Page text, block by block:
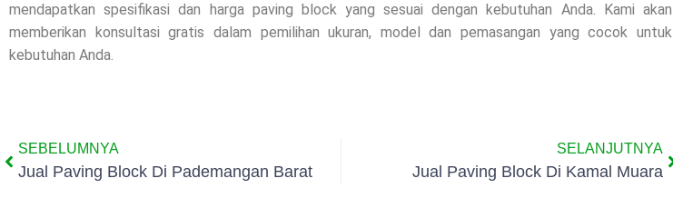
mendapatkan spesifikasi dan harga paving block yang sesuai dengan kebutuhan Anda. Kami akan
memberikan konsultasi gratis dalam pemilihan ukuran, model dan pemasangan yang cocok untuk
kebutuhan Anda.
SEBELUMNYA
Jual Paving Block Di Pademangan Barat
SELANJUTNYA
Jual Paving Block Di Kamal Muara